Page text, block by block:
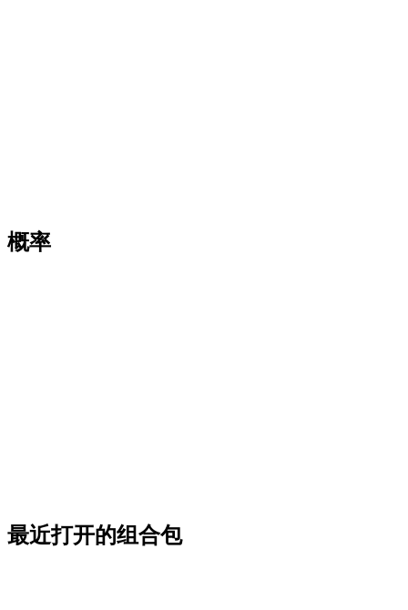
概率
最近打开的组合包